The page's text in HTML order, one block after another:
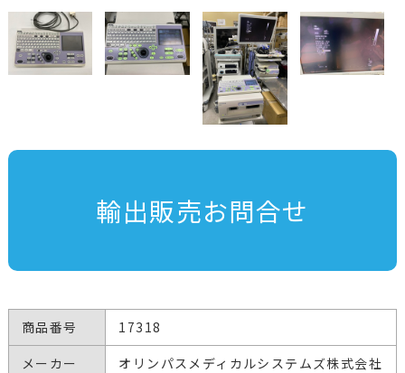
輸出販売お問合せ
商品番号
17318
メーカー
オリンパスメディカルシステムズ株式会社